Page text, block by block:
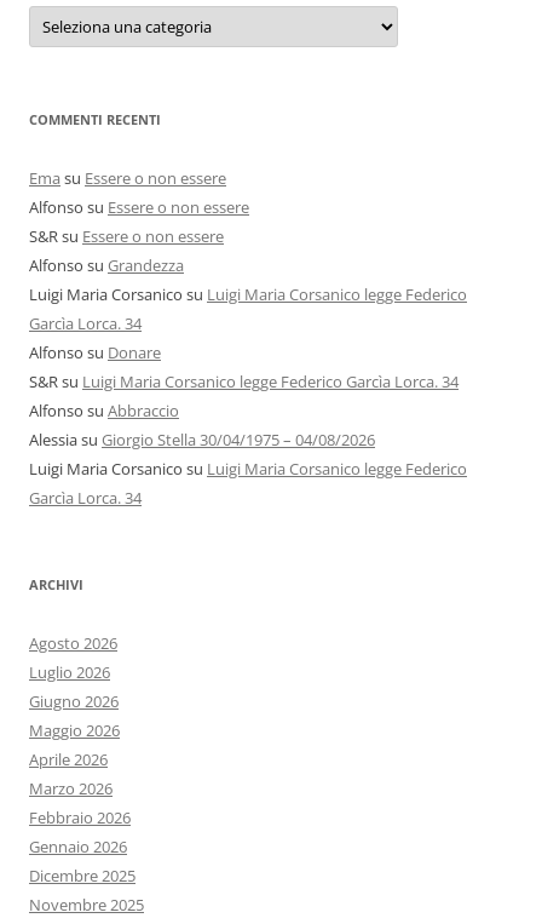
Categorie
autori
COMMENTI RECENTI
Ema su Essere o non essere
Alfonso su Essere o non essere
S&Rsu Essere o non essere
Alfonso su Grandezza
Luigi Maria Corsanico su Luigi Maria Corsanico legge Federico
Garcìa Lorca. 34
Alfonso su Donare
S&Rsu Luigi Maria Corsanico legge Federico Garcìa Lorca. 34
Alfonso su Abbraccio
Alessiasu Giorgio Stella 30/04/1975 – 04/08/2026
Luigi Maria Corsanico su Luigi Maria Corsanico legge Federico
Garcìa Lorca. 34
ARCHIVI
Agosto 2026
Luglio 2026
Giugno 2026
Maggio 2026
Aprile 2026
Marzo 2026
Febbraio 2026
Gennaio 2026
Dicembre 2025
Novembre 2025